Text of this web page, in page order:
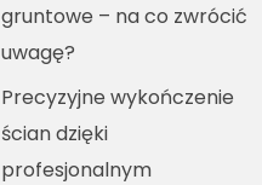
gruntowe – na co zwrócić
uwagę?
Precyzyjne wykończenie
ścian dzięki
profesjonalnym